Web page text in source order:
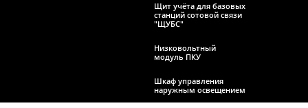
Щит учёта для базовых
станций сотовой связи
"ЩУБС"
Низковольтный
модуль ПКУ
Шкаф управления
наружным освещением